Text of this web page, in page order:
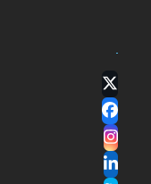
Twitter
(deprecated)
Facebook
Instagram
LinkedIn